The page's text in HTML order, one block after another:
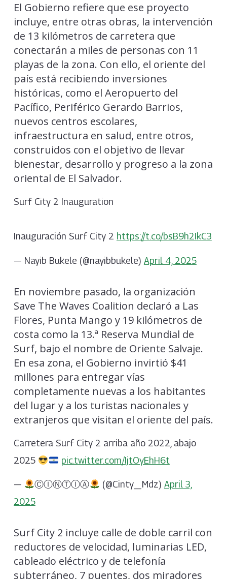
El Gobierno refiere que ese proyecto
incluye, entre otras obras, la intervención
de 13 kilómetros de carretera que
conectarán a miles de personas con 11
playas de la zona. Con ello, el oriente del
país está recibiendo inversiones
históricas, como el Aeropuerto del
Pacífico, Periférico Gerardo Barrios,
nuevos centros escolares,
infraestructura en salud, entre otros,
construidos con el objetivo de llevar
bienestar, desarrollo y progreso a la zona
oriental de El Salvador.
Surf City 2 Inauguration
Inauguración Surf City 2 https://t.co/bsB9h2IkC3
— Nayib Bukele (@nayibbukele) April 4, 2025
En noviembre pasado, la organización
Save The Waves Coalition declaró a Las
Flores, Punta Mango y 19 kilómetros de
costa como la 13.ª Reserva Mundial de
Surf, bajo el nombre de Oriente Salvaje.
En esa zona, el Gobierno invirtió $41
millones para entregar vías
completamente nuevas a los habitantes
del lugar y a los turistas nacionales y
extranjeros que visitan el oriente del país.
Carretera Surf City 2 arriba año 2022, abajo
2025
pic.twitter.com/IjtOyEhH6t
— Ⓒ︎Ⓘ︎Ⓝ︎Ⓣ︎Ⓘ︎Ⓐ︎ (@Cinty_Mdz) April 3,
2025
Surf City 2 incluye calle de doble carril con
reductores de velocidad, luminarias LED,
cableado eléctrico y de telefonía
subterráneo, 7 puentes, dos miradores